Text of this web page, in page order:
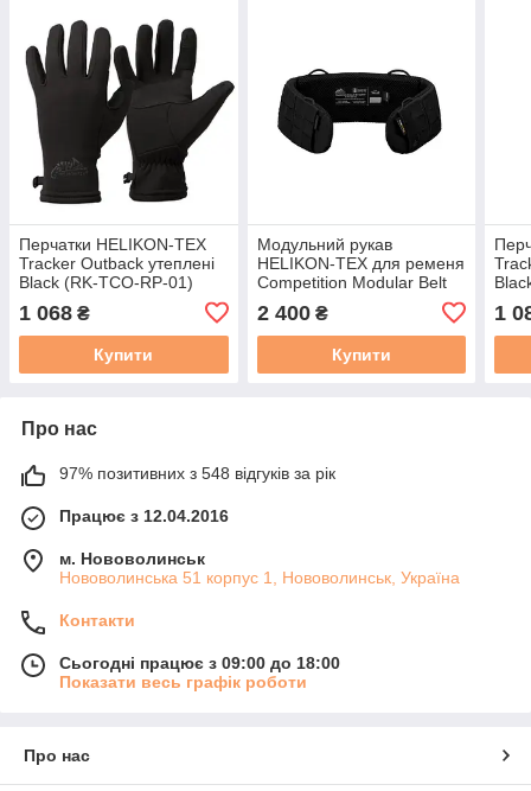
Перчатки HELIKON-TEX
Tracker Outback утеплені
Black (RK-TCO-RP-01)
1 068 ₴
Купити
Модульний рукав
HELIKON-TEX для ременя
Competition Modular Belt
Sleeve BLACK (PS-CMS-
CD-01) РОЗМІР XL
2 400₴
Купити
1
Про нас
97% позитивних з 548 відгуків за рік
Працює з 12.04.2016
м. Нововолинськ
Нововолинська 51 корпус 1, Нововолинськ, Україна
Контакти
Сьогодні працює з 09:00 до 18:00
Показати весь графік роботи
Про нас